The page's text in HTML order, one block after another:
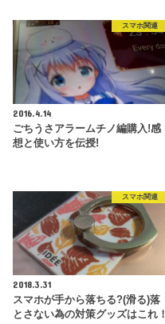
スマホ関連
2016.4.14
ごちうさアラームチノ編購入!感
想と使い方を伝授!
スマホ関連
2018.3.31
スマホが手から落ちる?(滑る)落
とさない為の対策グッズはこれ！